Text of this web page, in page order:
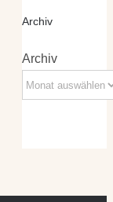
Archiv
Archiv